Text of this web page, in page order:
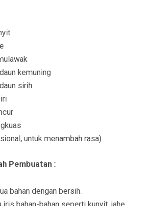
kemuning
sirih
untuk menambah rasa)
Pembuatan :
bahan dengan bersih.